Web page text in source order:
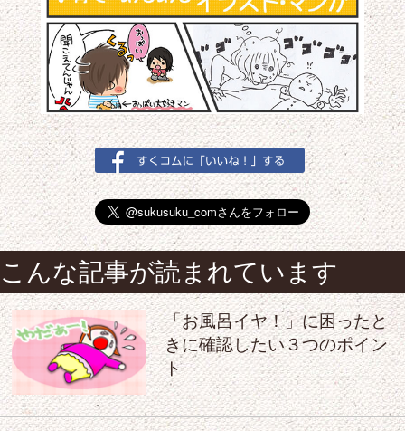
こんな記事が読まれています
「お風呂イヤ！」に困ったと
きに確認したい３つのポイン
ト